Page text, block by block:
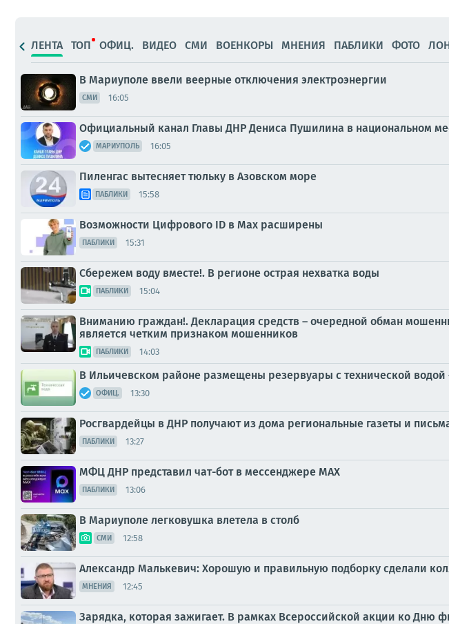
ЛЕНТА ТОП ОФИЦ. ВИДЕО СМИ ВОЕНКОРЫ МНЕНИЯ ПАБЛИКИ ФОТО
В Мариуполе ввели веерные отключения электроэнергии
СМИ 16:05
Официальный канал Главы ДНР Дениса Пушилина в национальном
МАРИУПОЛЬ 16:05
Пиленгас вытесняет тюльку в Азовском море
ПАБЛИКИ 15:58
Возможности Цифрового ID в Мах расширены
ПАБЛИКИ 15:31
Сбережем воду вместе!. В регионе острая нехватка воды
ПАБЛИКИ 15:04
Вниманию граждан!. Декларация средств – очередной обман
является четким признаком мошенников
ПАБЛИКИ 14:03
В Ильичевском районе размещены резервуары с технической
ОФИЦ. 13:30
Росгвардейцы в ДНР получают из дома региональные газеты и
ПАБЛИКИ 13:27
МФЦ ДНР представил чат-бот в мессенджере MAX
ПАБЛИКИ 13:06
В Мариуполе легковушка влетела в столб
СМИ 12:58
Александр Малькевич: Хорошую и правильную подборку сделали
МНЕНИЯ 12:45
Зарядка, которая зажигает. В рамках Всероссийской акции ко Дню